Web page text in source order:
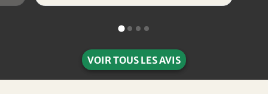
VOIR TOUS LES AVIS